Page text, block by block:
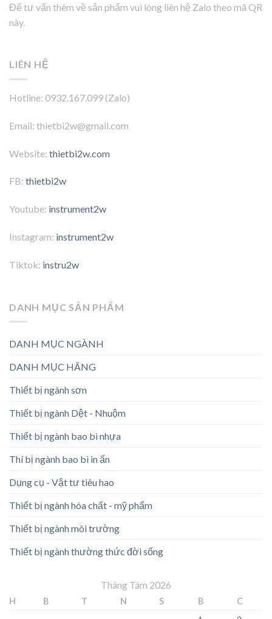
Để tư vấn thêm về sản phẩm vui lòng liên hệ Zalo theo mã QR
này.
LIÊN HỆ
Hotline: 0932.167.099 (Zalo)
Email: thietbi2w@gmail.com
Website: thietbi2w.com
FB: thietbi2w
Youtube: instrument2w
Instagram: instrument2w
Tiktok: instru2w
DANH MỤC SẢN PHẨM
DANH MỤC NGÀNH
DANH MỤC HÃNG
Thiết bị ngành sơn
Thiết bị ngành Dệt - Nhuộm
Thiết bị ngành bao bì nhựa
Thí bị ngành bao bì in ấn
Dụng cụ - Vật tư tiêu hao
Thiết bị ngành hóa chất - mỹ phẩm
Thiết bị ngành môi trường
Thiết bị ngành thường thức đời sống
Tháng Tám 2026
H B T N S B
C